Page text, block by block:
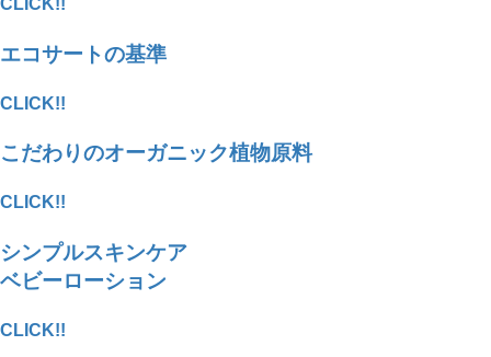
CLICK!!
エコサートの基準
CLICK!!
こだわりのオーガニック植物原料
CLICK!!
シンプルスキンケア
ベビーローション
CLICK!!